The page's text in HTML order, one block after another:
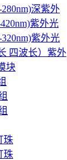
深紫外
紫外光
紫外光
四波长）紫外
块
珠
珠